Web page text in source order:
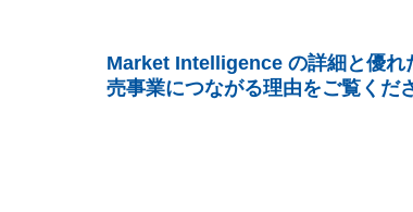
Market Intelligence の詳細と優れ
売事業につながる理由をご覧くだ